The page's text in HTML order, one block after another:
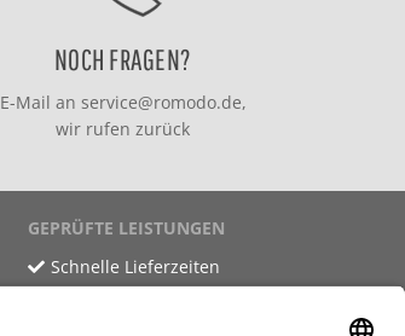
NOCH FRAGEN?
E-Mail an service@romodo.de,
wir rufen zurück
GEPRÜFTE LEISTUNGEN
Schnelle Lieferzeiten